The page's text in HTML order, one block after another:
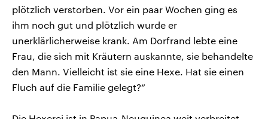
plötzlich verstorben. Vor ein paar Wochen ging es
ihm noch gut und plötzlich wurde er
unerklärlicherweise krank. Am Dorfrand lebte eine
Frau, die sich mit Kräutern auskannte, sie behandelte
den Mann. Vielleicht ist sie eine Hexe. Hat sie einen
Fluch auf die Familie gelegt?“